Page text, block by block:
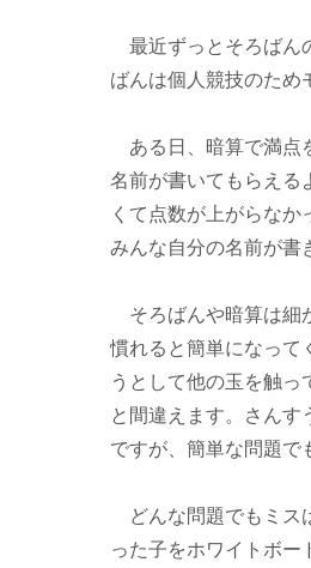
最近ずっとそろばん
ばんは個人競技のため
ある日、暗算で満点
名前が書いてもらえる
くて点数が上がらなか
みんな自分の名前が書
そろばんや暗算は細
慣れると簡単になって
うとして他の玉を触
と間違えます。さん
ですが、簡単な問題で
どんな問題でもミス
った子をホワイトボ